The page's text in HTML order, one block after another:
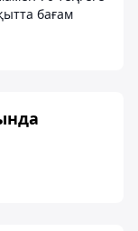
бағам